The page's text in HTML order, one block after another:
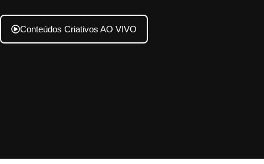
Conteúdos Criativos AO VIVO